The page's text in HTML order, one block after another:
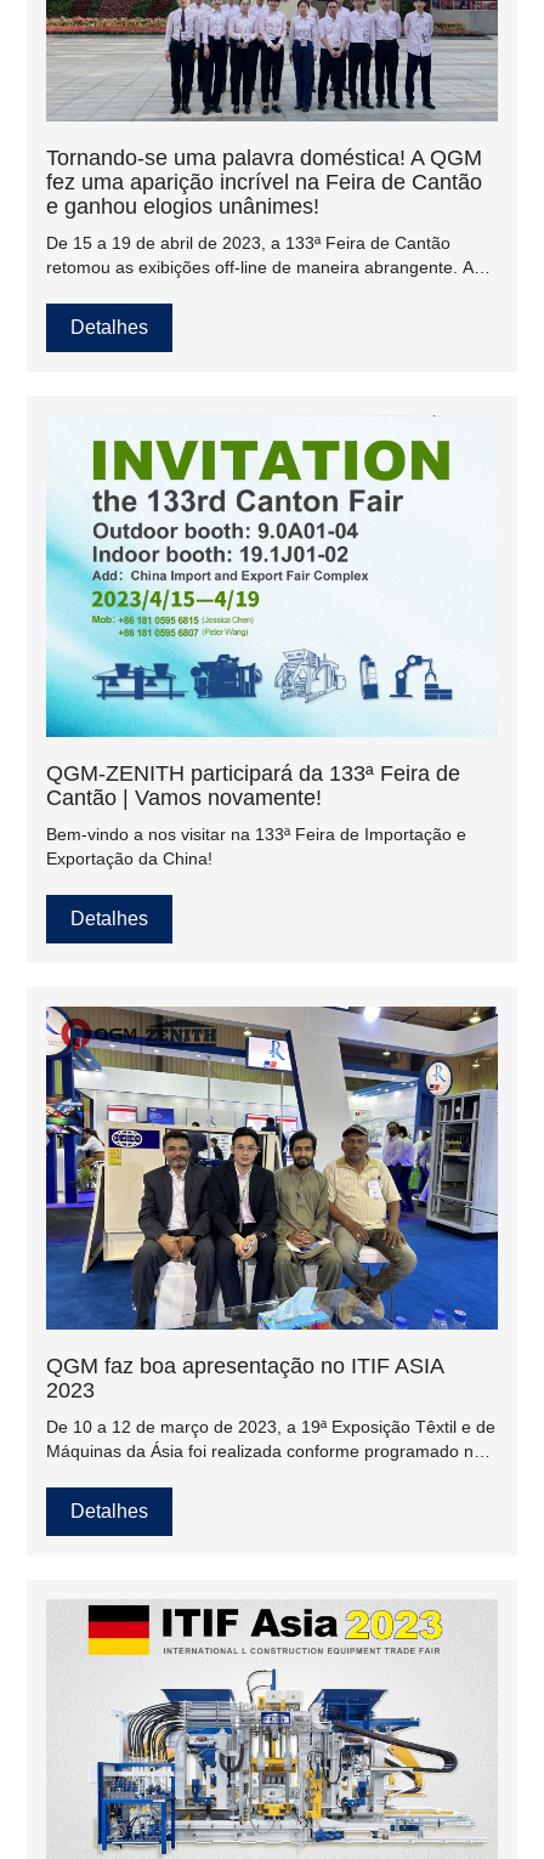
Tornando-se uma palavra doméstica! A QGM
fez uma aparição incrível na Feira de Cantão
e ganhou elogios unânimes!
De 15 a 19 de abril de 2023, a 133ª Feira de Cantão
retomou as exibições off-line de maneira abrangente. A
recordes. A área total de exposição atingiu 1,5 milhão de
metros quadrados, o número de expositores off-line
como líder na indústria de máquinas de bloco, fez uma
aparição incrível na Feira de Cantão e se tornou popular!
Detalhes
QGM-ZENITH participará da 133ª Feira de
Cantão | Vamos novamente!
Bem-vindo a nos visitar na 133ª Feira de Importação e
Exportação da China!
Detalhes
QGM faz boa apresentação no ITIF ASIA
2023
De 10 a 12 de março de 2023, a 19ª Exposição Têxtil e de
Máquinas da Ásia foi realizada conforme programado no
China, Paquistão, Bielo-Rússia e Irã. Durante a exposição,
são mais de 400 expositores e mais de 10.000 visitantes.
Detalhes